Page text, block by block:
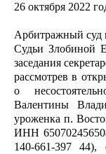
26 октября 2022
Арбитражный суд
Судьи Злобиной
заседания
рассмотрев в
о
Валентины
уроженка п.
ИНН
140-661-397 44),